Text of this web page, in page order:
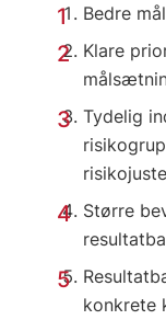
Bedre
Klare
Tydelig
Større
konkrete